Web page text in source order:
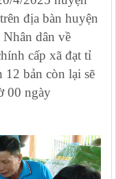
địa bàn huyện
dân về
cấp xã đạt tỉ
bản còn lại sẽ
00 ngày